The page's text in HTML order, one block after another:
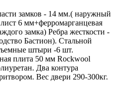
замков - 14 мм.( наружный
6 мм+ферромарганцевая
замка) Ребра жесткости -
Бастион). Стальной
штыри -6 шт.
плита 50 мм Rockwool
Два контура
Вес двери 290-300кг.